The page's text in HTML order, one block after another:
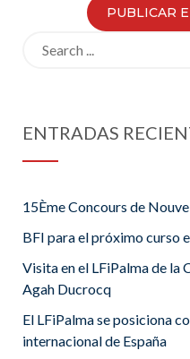
ENTRADAS
15Ème Concours de
BFI para el próximo curso
Visita en el LFiPalma de la
Agah Ducrocq
El LFiPalma se posiciona
internacional de España